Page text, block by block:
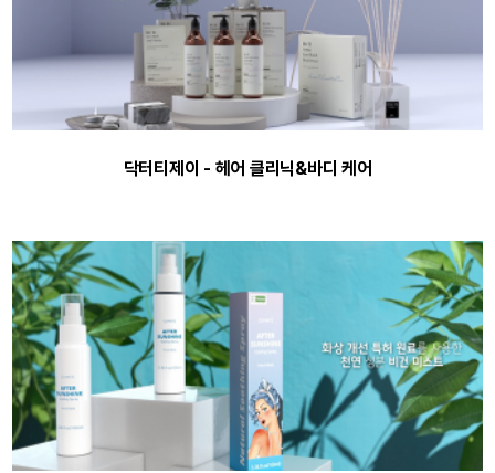
닥터티제이 - 헤어 클리닉&바디 케어